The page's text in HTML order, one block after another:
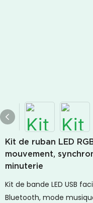
Kit de ruban LED
mouvement,
minuterie
Kit de bande LED USB
Bluetooth, mode